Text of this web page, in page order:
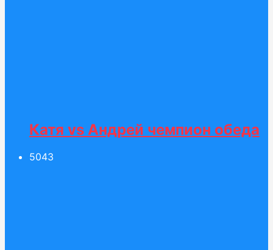
Катя vs Андрей чемпион обеда
5043